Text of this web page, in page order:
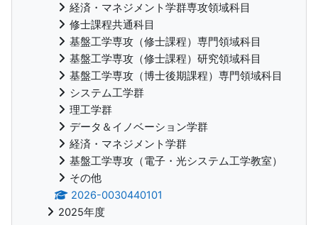
経済・マネジメント学群専攻領域科目
修士課程共通科目
基盤工学専攻（修士課程）専門領域科目
基盤工学専攻（修士課程）研究領域科目
基盤工学専攻（博士後期課程）専門領域科目
システム工学群
理工学群
データ＆イノベーション学群
経済・マネジメント学群
基盤工学専攻（電子・光システム工学教室）
その他
2026-0030440101
2025年度